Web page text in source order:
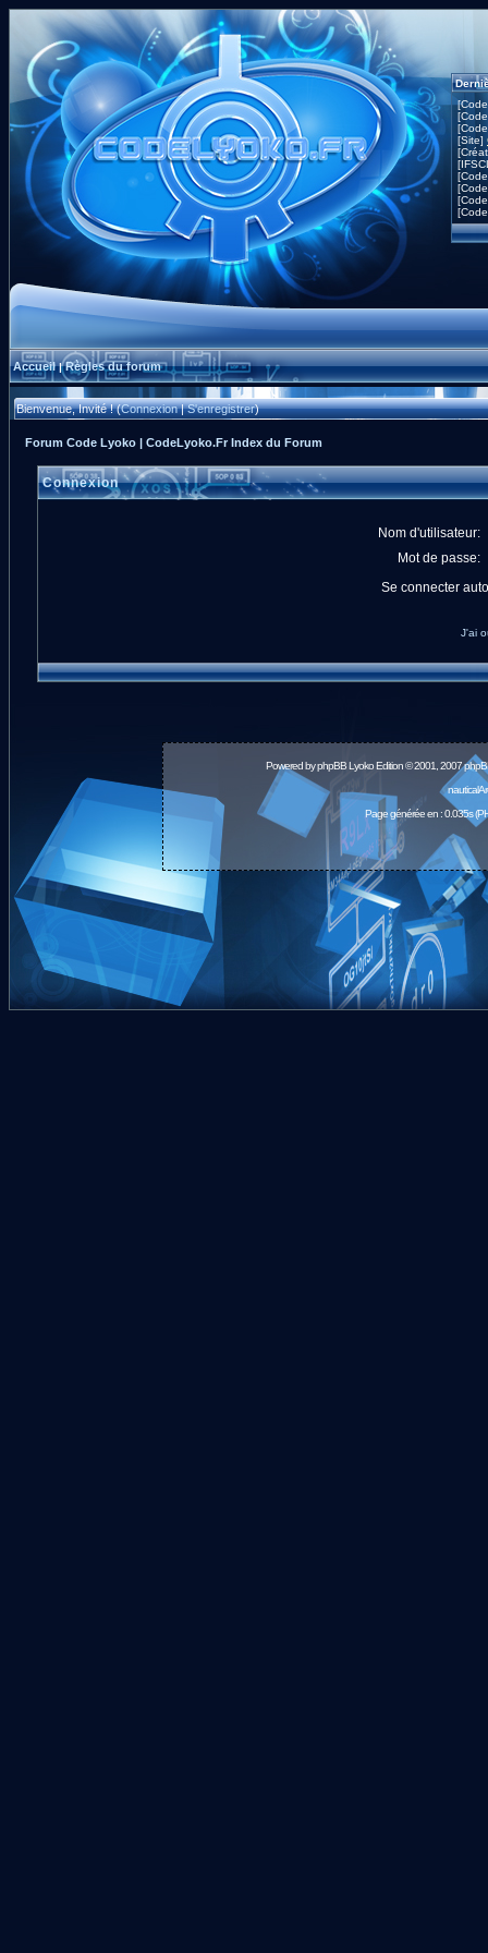
[Site]
Accueil|Règles du forum
Bienvenue, Invité ! (Connexion|S'enregistrer)
Forum Code Lyoko | CodeLyoko.Fr Index du Forum
Connexion
Nom d'utilisateur:
Mot de passe:
Se connecter
J'ai
Powered byphpBBLyoko Edition © 2001, 2007
Page générée en : 0.035s